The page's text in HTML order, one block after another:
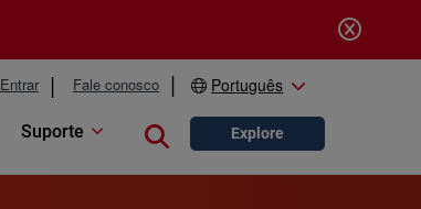
Entrar Fale conosco Português
Suporte Close search
Explore